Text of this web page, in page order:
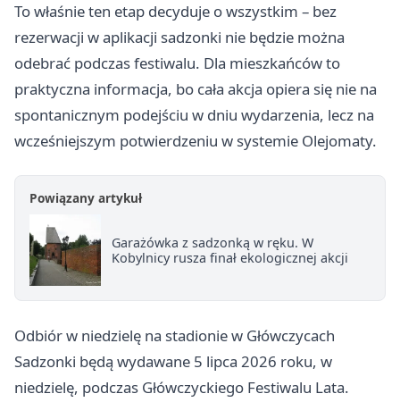
To właśnie ten etap decyduje o wszystkim – bez
rezerwacji w aplikacji sadzonki nie będzie można
odebrać podczas festiwalu. Dla mieszkańców to
praktyczna informacja, bo cała akcja opiera się nie na
spontanicznym podejściu w dniu wydarzenia, lecz na
wcześniejszym potwierdzeniu w systemie Olejomaty.
Powiązany artykuł
Garażówka z sadzonką w ręku. W
Kobylnicy rusza finał ekologicznej akcji
Odbiór w niedzielę na stadionie w Główczycach
Sadzonki będą wydawane 5 lipca 2026 roku, w
niedzielę, podczas Główczyckiego Festiwalu Lata.